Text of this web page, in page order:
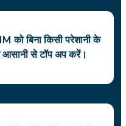
को बिना किसी परेशानी के
आसानी से टॉप अप करें।